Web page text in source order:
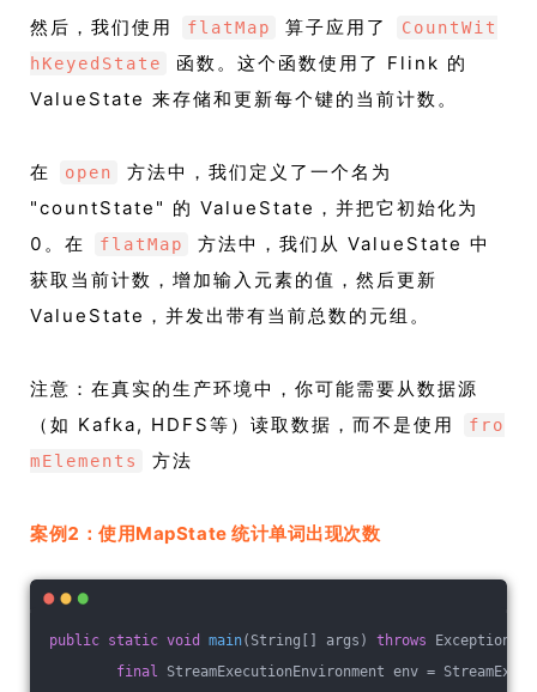
然后，我们使用 flatMap 算子应用了
CountWit
hKeyedState
函数。这个函数使用了 Flink 的
ValueState 来存储和更新每个键的当前计数。
在 open
方法中，我们定义了一个名为
"countState" 的 ValueState，并把它初始化为
0。在
flatMap
方法中，我们从 ValueState 中
获取当前计数，增加输入元素的值，然后更新
ValueState，并发出带有当前总数的元组。
注意：在真实的生产环境中，你可能需要从数据源
（如 Kafka, HDFS等）读取数据，而不是使用
fro
mElements
方法
案例2：使用MapState 统计单词出现次数
public static void main(String[] args) throws Exception
final StreamExecutionEnvironment env =